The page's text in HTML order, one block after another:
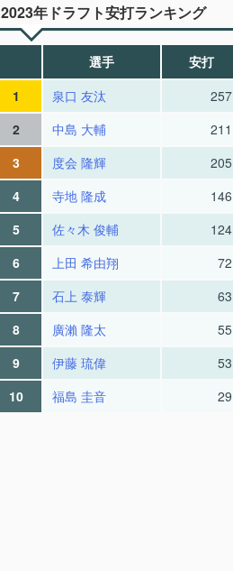
2023年ドラフト安打ランキング
選手 安打
1
泉口 友汰 257
2
中島 大輔 211
3
度会 隆輝 205
4
寺地 隆成 146
5
佐々木 俊輔 124
6
上田 希由翔 72
7
石上 泰輝 63
8
廣瀨 隆太 55
9
伊藤 琉偉 53
10
福島 圭音 29